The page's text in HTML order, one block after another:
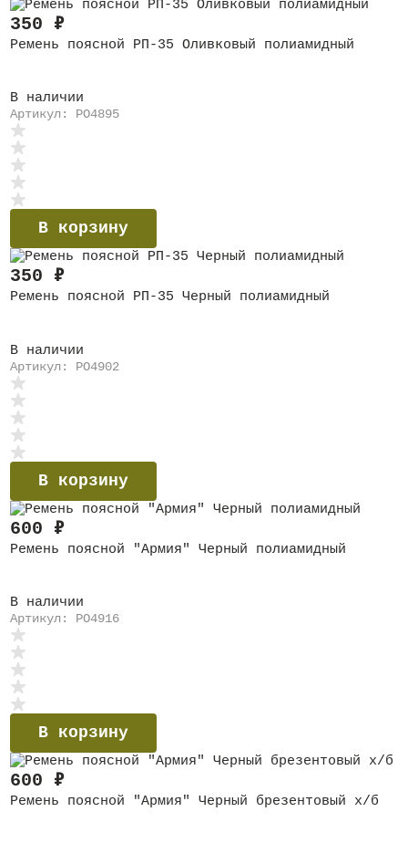
350 ₽
Ремень поясной РП-35 Оливковый полиамидный
В наличии
Артикул: PO4895
В корзину
350 ₽
Ремень поясной РП-35 Черный полиамидный
В наличии
Артикул: PO4902
В корзину
600 ₽
Ремень поясной "Армия" Черный полиамидный
В наличии
Артикул: PO4916
В корзину
600 ₽
Ремень поясной "Армия" Черный брезентовый х/б